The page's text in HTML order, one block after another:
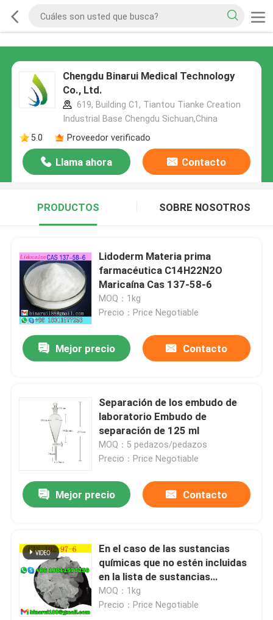
Chengdu Binarui Medical Technology
Co., Ltd.
619, Building C1, Tiantou Tianke Creation
Industrial Base Chengdu Sichuan,China
5.0
Proveedor verificado
Llama ahora Contacto
PRODUCTOS SOBRE NOSOTROS
Lidoderm Materia prima
farmacéutica C14H22N2O
Maricaína Cas 137-58-6
MOQ：1kg
Precio：Price Negotiable
Mejor precio Contacto
Separación de los embudo de
laboratorio Embudo de
separación de 125 ml
MOQ：5 pedazos/pedazos
Precio：Price Negotiable
Mejor precio Contacto
En el caso de las sustancias
químicas que no estén incluidas
en la lista de sustancias
químicas enumeradas en el
anexo II, el valor de las
MOQ：1kg
Precio：Price Negotiable